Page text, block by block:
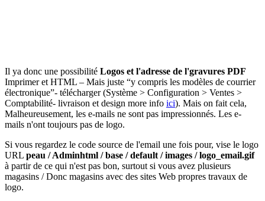
Il ya donc une possibilité Logos et l'adresse de l'gravures PDF
Imprimer et HTML – Mais juste “y compris les modèles de courrier
électronique”- télécharger (Système > Configuration > Ventes >
Comptabilité- livraison et design more info ici). Mais on fait cela,
Malheureusement, les e-mails ne sont pas impressionnés. Les e-
mails n'ont toujours pas de logo.
Si vous regardez le code source de l'email une fois pour, vise le logo
URL peau / Adminhtml / base / default / images / logo_email.gif
à partir de ce qui n'est pas bon, surtout si vous avez plusieurs
magasins / Donc magasins avec des sites Web propres travaux de
logo.